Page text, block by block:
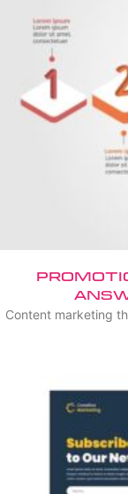
Content marketing